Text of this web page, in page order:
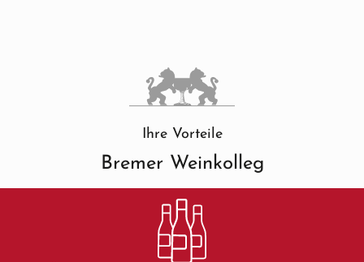
Ihre Vorteile
Bremer Weinkolleg